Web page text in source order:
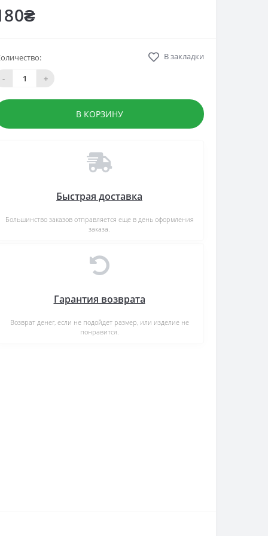
-
+
В закладки
В КОРЗИНУ
Быстрая доставка
Большинство заказов отправляется еще в день оформления
заказа.
Гарантия возврата
Возврат денег, если не подойдет размер, или изделие не
понравится.